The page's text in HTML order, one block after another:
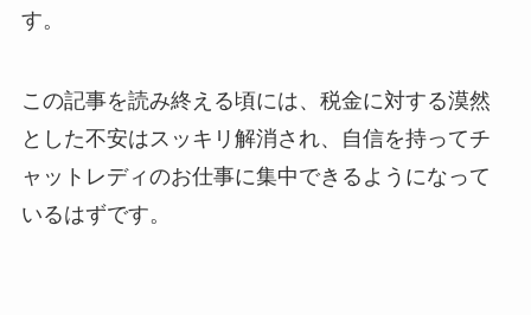
す。
この記事を読み終える頃には、税金に対する漠然
とした不安はスッキリ解消され、自信を持ってチ
ャットレディのお仕事に集中できるようになって
いるはずです。